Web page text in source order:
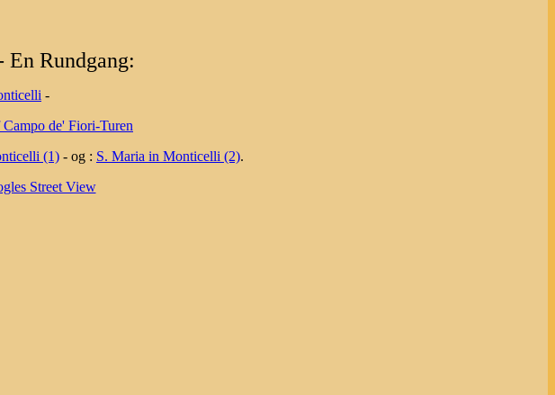
Rundgang:
-
de' Fiori-Turen
(1) - og : S. Maria in Monticelli (2).
Street View